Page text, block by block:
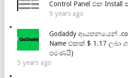
Control Panel එක
9 years ago
Godaddy ආයතනයෙන්
Name එකක් $ 1.17
පමණයි)
5 years ago